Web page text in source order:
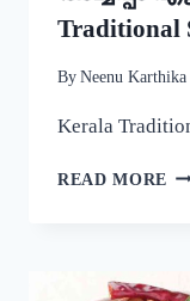
Traditional
By Neenu Karthika
Kerala
READ MORE